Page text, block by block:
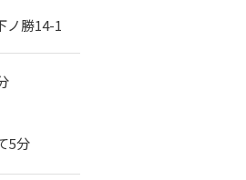
ノ勝14-1
5分